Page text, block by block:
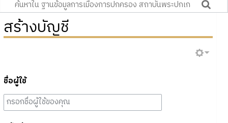
สร้างบัญชี
ชื่อผู้ใช้